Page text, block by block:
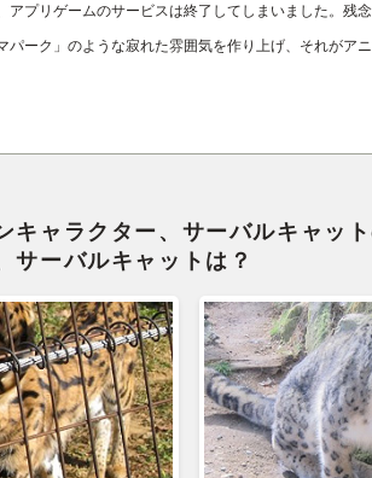
アプリゲームのサービスは終了してしまいました。残
パーク」のような寂れた雰囲気を作り上げ、それがア
キャラクター、サーバルキャッ
サーバルキャットは？